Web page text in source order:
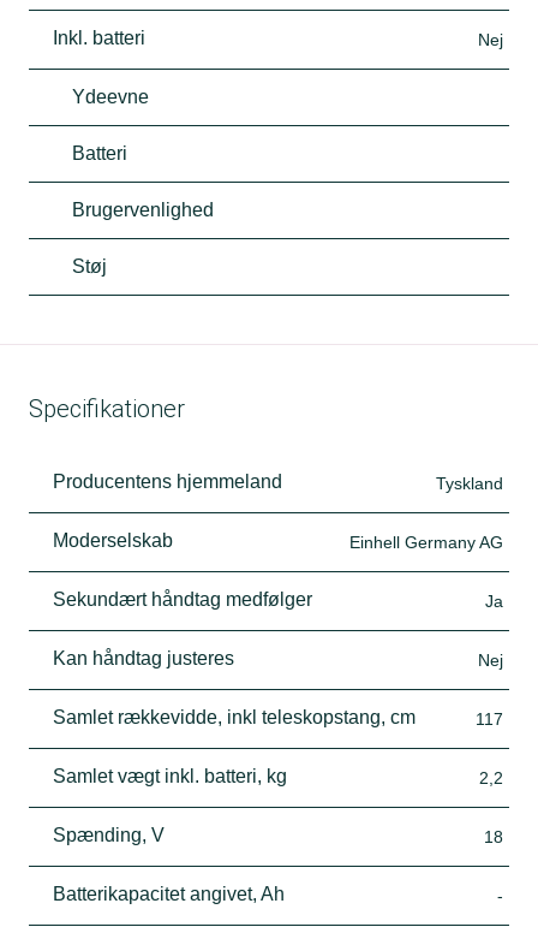
Inkl. batteri Nej
Ydeevne
Batteri
Brugervenlighed
Støj
Specifikationer
Producentens hjemmeland Tyskland
Moderselskab Einhell Germany AG
Sekundært håndtag medfølger Ja
Kan håndtag justeres Nej
Samlet rækkevidde, inkl teleskopstang, cm 117
Samlet vægt inkl. batteri, kg 2,2
Spænding, V 18
Batterikapacitet angivet, Ah -